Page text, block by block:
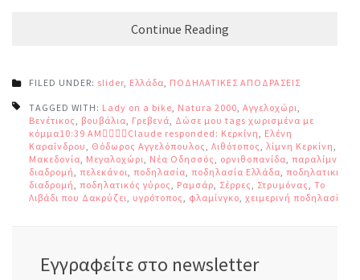
Continue Reading
FILED UNDER: slider, Ελλάδα, ΠΟΔΗΛΑΤΙΚΕΣ ΑΠΟΔΡΑΣΕΙΣ
TAGGED WITH: Lady on a bike, Natura 2000, Αγγελοχώρι,
Βενέτικος, βουβάλια, Γρεβενά, Δώσε μου tags χωρισμένα με
κόμμα10:39 AMClaude responded: Κερκίνη, Ελένη
Καραΐνδρου, Θόδωρος Αγγελόπουλος, Λιθότοπος, λίμνη Κερκίνη,
Μακεδονία, Μεγαλοχώρι, Νέα Οδησσός, ορνιθοπανίδα, παραλίμνια
διαδρομή, πελεκάνοι, ποδηλασία, ποδηλασία Ελλάδα, ποδηλατική
διαδρομή, ποδηλατικός γύρος, Ραμσάρ, Σέρρες, Στρυμόνας, Το
Λιβάδι που Δακρύζει, υγρότοπος, φλαμίνγκο, χειμερινή ποδηλασία
Εγγραφείτε στο newsletter